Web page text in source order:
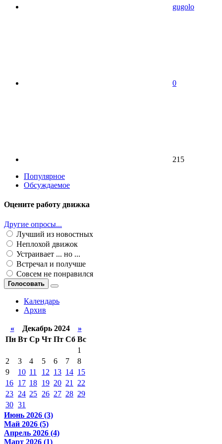
gugolo
0
215
Популярное
Обсуждаемое
Оцените работу движка
Другие опросы...
Лучший из новостных
Неплохой движок
Устраивает ... но ...
Встречал и получше
Совсем не понравился
Голосовать
Календарь
Архив
«Декабрь 2024 »
Пн Вт Ср Чт Пт Сб Вс
1
2
3 4 5 6 7
8
9
10 11 12 13 14 15
16 17 18 19 20 21
22
23 24 25 26 27 28 29
30 31
Июнь 2026 (3)
Май 2026 (5)
Апрель 2026 (4)
Март 2026 (1)